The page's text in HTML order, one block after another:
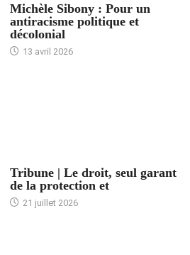
Michèle Sibony : Pour un
antiracisme politique et
décolonial
13 avril 2026
Tribune | Le droit, seul garant
de la protection et
21 juillet 2026